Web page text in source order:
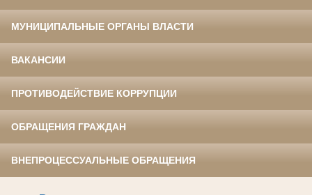
МУНИЦИПАЛЬНЫЕ ОРГАНЫ ВЛАСТИ
ВАКАНСИИ
ПРОТИВОДЕЙСТВИЕ КОРРУПЦИИ
ОБРАЩЕНИЯ ГРАЖДАН
ВНЕПРОЦЕССУАЛЬНЫЕ ОБРАЩЕНИЯ